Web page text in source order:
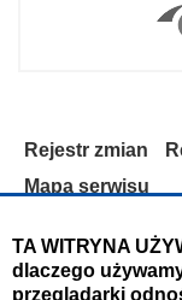
TA WITRYNA
dlaczego
przeglądarki
Rejestr zmian
Mapa serwisu
Obsługa i nadzór